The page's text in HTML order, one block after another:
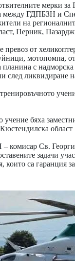
мерки
между ГДПБЗН и
на
Перник,
от
мотопомпа,
планина с
след ликвидиране
учение бяха
комисар Св.
задачи
които са гаранция